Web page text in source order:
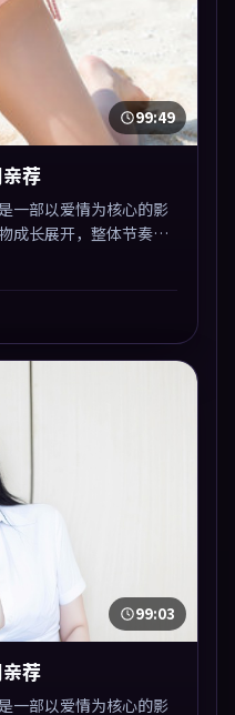
99:49
荐
一部以爱情为核心的影
成长展开，整体节奏紧
99:03
荐
一部以爱情为核心的影